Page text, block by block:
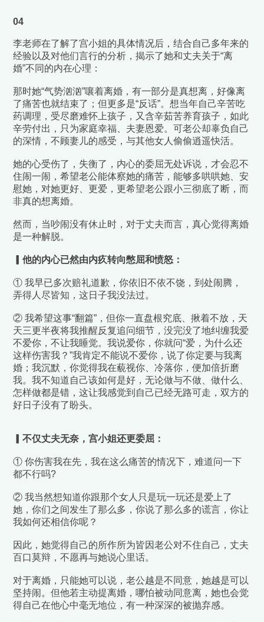
04
李老师在了解了宫小姐的具体情况后，结合自己多年来的
经验以及对他们言行的分析，揭示了她和丈夫关于“离
婚”不同的内在心理：
那时她“气势汹汹”嚷着离婚，有一部分是真想离，好像离
了痛苦也就结束了；但更多是“反话”。想当年自己辛苦吃
药调理，受尽磨难怀上孩子，又含辛茹苦养育孩子，如此
辛劳付出，只为家庭幸福、夫妻恩爱。可老公却辜负自己
的深情，不顾妻儿的感受，与其他女人偷偷逍遥快活。
她的心受伤了，失衡了，内心的委屈无处诉说，才会忍不
住闹一闹，希望老公能体察她的痛苦，能够多哄哄她、安
慰她，对她更好、更爱，更希望老公跟小三彻底了断，而
非真的想离婚。
然而，当吵闹没有休止时，对于丈夫而言，真心觉得离婚
是一种解脱。
▎他的内心已然由内疚转向憋屈和愤怒：
① 我早已多次赔礼道歉，你依旧不依不饶，到处闹腾，
弄得人尽皆知，这日子我没法过。
② 我希望这事“翻篇”，但你一直盘根究底、揪着不放，天
天三更半夜将我推醒反复追问细节，没完没了地纠缠我爱
不爱你，不让我睡觉。我说爱你，你就问“爱，为什么还
这样伤害我？”我肯定不能说不爱你，说了你定要与我离
婚；我沉默，你觉得我在藐视你、冷落你，便加倍折磨
我。我不知道自己该如何是好，无论做与不做、做什么、
怎样做都是错，这让我感觉到自己已经无路可走，双方的
好日子没有了盼头。
▎不仅丈夫无奈，宫小姐还更委屈：
① 你伤害我在先，我在这么痛苦的情况下，难道问一下
都不行吗?
② 我当然想知道你跟那个女人只是玩一玩还是爱上了
她，你们之间发生了那么多，你说了那么多的谎言，你让
我如何还相信你呢？
因此，她觉得自己的所作所为皆因老公对不住自己，丈夫
百口莫辩，不愿再与她说心里话。
对于离婚，只能她可以说，老公越是不同意，她越是可以
坚持闹。但他若主动提离婚，哪怕被动同意离，她也会觉
得自己在他心中毫无地位，有一种深深的被抛弃感。